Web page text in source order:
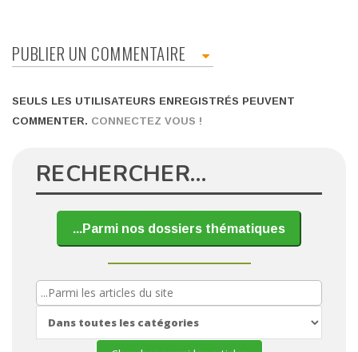
PUBLIER UN COMMENTAIRE
SEULS LES UTILISATEURS ENREGISTRÉS PEUVENT
COMMENTER. CONNECTEZ VOUS !
RECHERCHER…
...Parmi nos dossiers thématiques